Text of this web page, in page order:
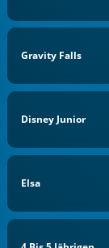
Gravity Falls
Disney Junior
Elsa